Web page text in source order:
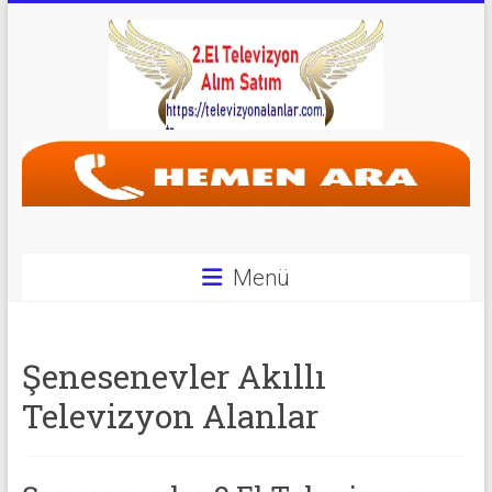
Televizyon
Alanlar
Alanlar
|
Menü
Şenesenevler Akıllı
Televizyon Alanlar